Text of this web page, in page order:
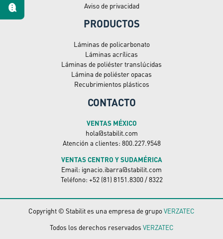
Aviso de privacidad
PRODUCTOS
Láminas de policarbonato
Láminas acrílicas
Láminas de poliéster translúcidas
Lámina de poliéster opacas
Recubrimientos plásticos
CONTACTO
VENTAS MÉXICO
hola@stabilit.com
Atención a clientes: 800.227.9548
VENTAS CENTRO Y SUDAMÉRICA
Email: ignacio.ibarra@stabilit.com
Teléfono: +52 (81) 8151.8300 / 8322
Copyright © Stabilit es una empresa de grupoVERZATEC
Todos los derechos reservados VERZATEC